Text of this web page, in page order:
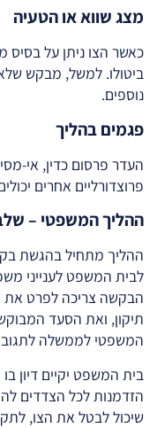
מצג שווא או הטעיה
כאשר הצו ניתן על בסיס
ביטולו. למשל, מבקש
נוספים.
פגמים בהליך
העדר פרסום כדין, אי-
פרוצדורליים אחרים
ההליך המשפטי –
ההליך מתחיל בהגשת
לבית המשפט לענייני
הבקשה צריכה לפרט את
תיקון, ואת הסעד
המשפטי לממשלה
בית המשפט יקיים דיון בו
הזדמנות לכל הצדדים
שיכול לבטל את הצו,